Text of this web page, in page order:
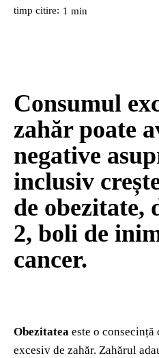
timp citire: 1 min
Consumul
zahăr poate
negative
inclusiv
de obezitate,
2, boli de
cancer.
Obezitatea este o
excesiv de zahăr. Zahărul